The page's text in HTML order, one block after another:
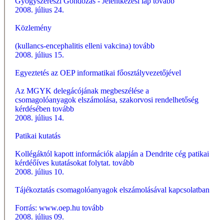
2008. július 24.
Közlemény
(kullancs-encephalitis elleni vakcina) tovább
2008. július 15.
Egyeztetés az OEP informatikai főosztályvezetőjével
Az MGYK delegácójának megbeszélése a
csomagolóanyagok elszámolása, szakorvosi rendelhetőség
kérdésében tovább
2008. július 14.
Patikai kutatás
Kollégáktól kapott információk alapján a Dendrite cég patikai
kérdéőíves kutatásokat folytat. tovább
2008. július 10.
Tájékoztatás csomagolóanyagok elszámolásával kapcsolatban
Forrás: www.oep.hu tovább
2008. július 09.